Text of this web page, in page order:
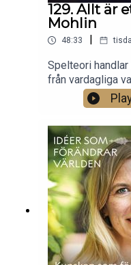
129. Allt är
Mohlin
48:33
Spelteori
från vardagliga
väl fungerar den
vad som är rätt
spelet är riggat
Erik Mohlin
oss förstå varför
politik och till och
som faller isär,
gör det och vad
system ska